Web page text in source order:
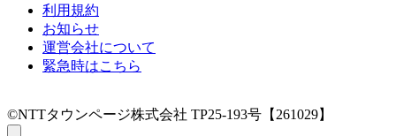
利用規約
お知らせ
運営会社について
緊急時はこちら
©NTTタウンページ株式会社 TP25-193号【261029】